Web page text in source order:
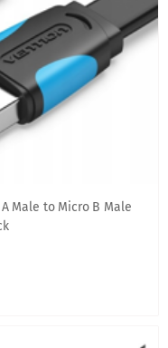
A Male to Micro B Male